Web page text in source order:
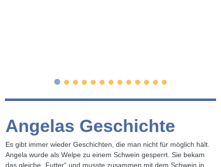
Angelas Geschichte
Es gibt immer wieder Geschichten, die man nicht für möglich hält.
Angela wurde als Welpe zu einem Schwein gesperrt. Sie bekam
das gleiche „Futter“ und musste zusammen mit dem Schwein in